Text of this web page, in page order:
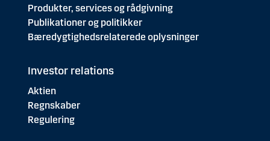
Produkter, services og rådgivning
Publikationer og politikker
Bæredygtighedsrelaterede oplysninger
Investor relations
Aktien
Regnskaber
Regulering